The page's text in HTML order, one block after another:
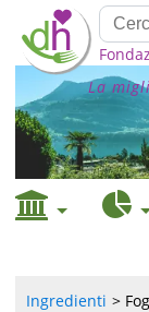
La
Ingredienti